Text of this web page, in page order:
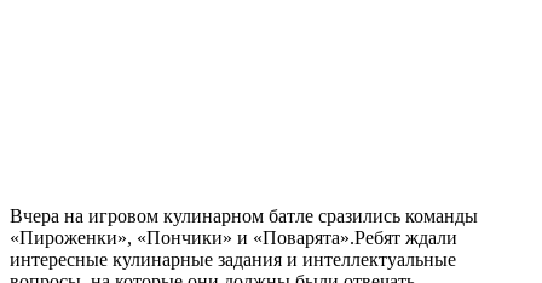
Вчера на игровом кулинарном батле сразились команды
«Пироженки», «Пончики» и «Поварята».Ребят ждали
интересные кулинарные задания и интеллектуальные